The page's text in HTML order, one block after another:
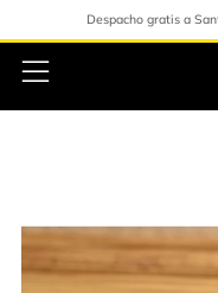
Despacho gratis a
Menú